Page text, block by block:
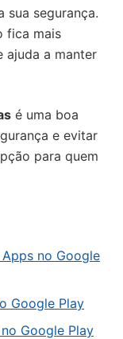
sua segurança.
fica mais
ajuda a manter
é uma boa
e evitar
para quem
no Google
Google Play
Google Play